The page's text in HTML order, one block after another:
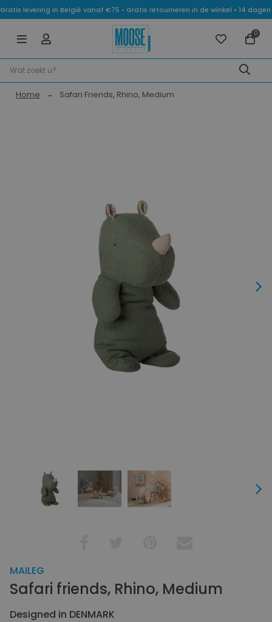
Gratis levering in België vanaf €75 • Gratis retourneren in de winkel • 14
0
Home Safari Friends, Rhino, Medium
Next
Next
MAILEG
Safari friends, Rhino, Medium
Designed in DENMARK